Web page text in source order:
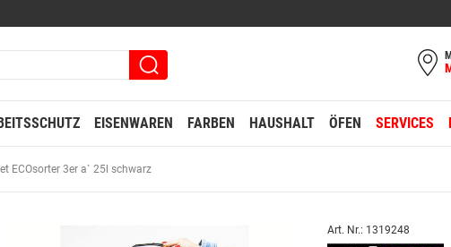
EISENWAREN FARBEN HAUSHALT ÖFEN SERVICES
ECOsorter 3er a` 25l schwarz
Art. Nr.: 1319248